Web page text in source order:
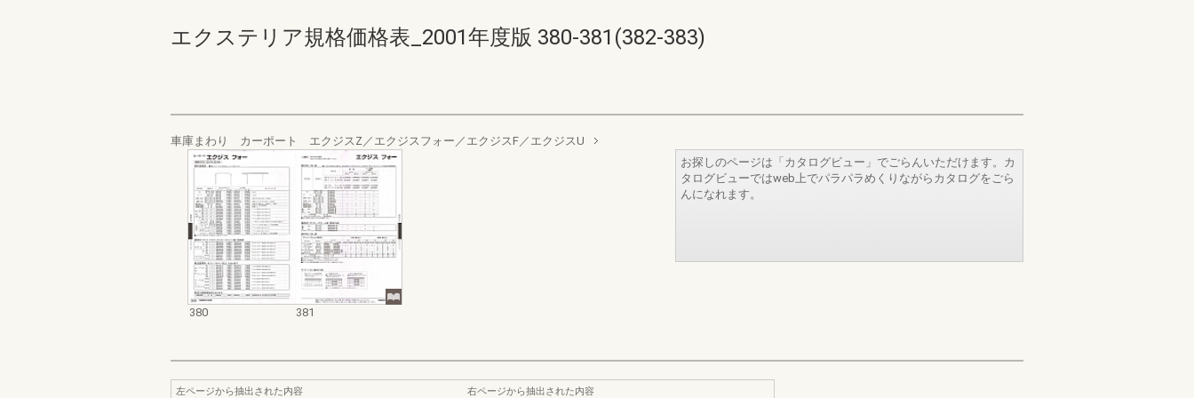
エクステリア規格価格表_2001年度版 380-381(382-383)
車庫まわり カーポート エクジスZ／エクジスフォー／エクジスF／エクジスU
380 381
お探しのページは「カタログビュー」でごらんいただけます。カ
タログビューではweb上でパラパラめくりながらカタログをごら
んになれます。
左ページから抽出された内容
右ページから抽出された内容